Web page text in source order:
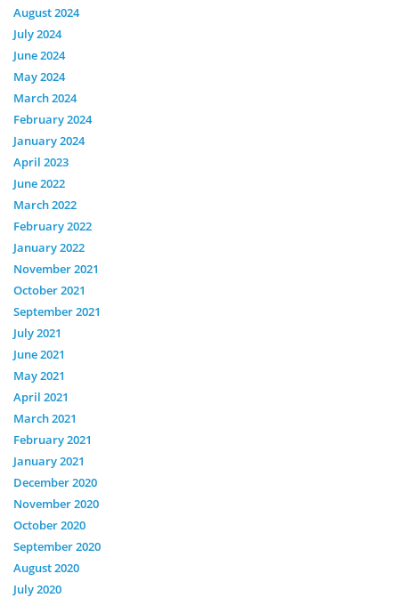
August 2024
July 2024
June 2024
May 2024
March 2024
February 2024
January 2024
April 2023
June 2022
March 2022
February 2022
January 2022
November 2021
October 2021
September 2021
July 2021
June 2021
May 2021
April 2021
March 2021
February 2021
January 2021
December 2020
November 2020
October 2020
September 2020
August 2020
July 2020